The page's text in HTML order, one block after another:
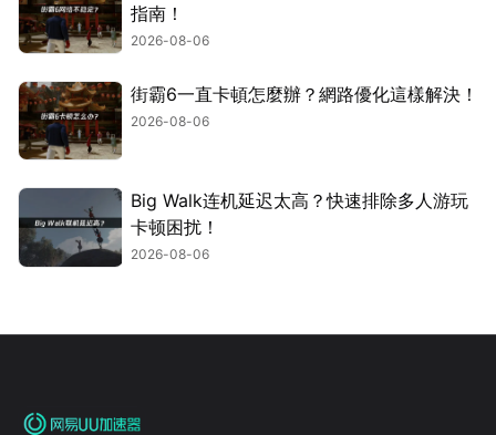
指南！
2026-08-06
街霸6一直卡頓怎麼辦？網路優化這樣解決！
2026-08-06
Big Walk连机延迟太高？快速排除多人游玩
卡顿困扰！
2026-08-06